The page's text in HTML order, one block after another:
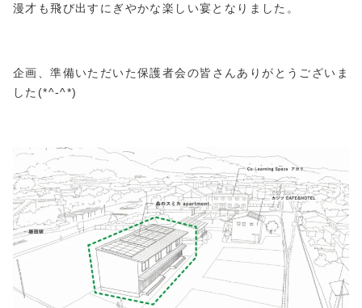
漫才も飛び出すにぎやかな楽しい宴となりました。
企画、準備いただいた保護者会の皆さんありがとうございま
した(*^-^*)